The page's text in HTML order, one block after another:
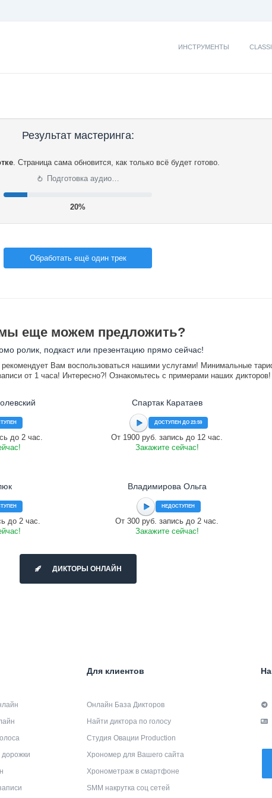
ИНСТРУМЕНТЫ
Результат мастеринга:
. Страница сама обновится, как только всё будет готово.
⟳ Подготовка аудио…
21%
Обработать ещё один трек
еще можем предложить?
ролик, подкаст или презентацию прямо сейчас!
Вам воспользоваться нашими услугами! Минимальные
от 1 часа! Интересно?! Ознакомьтесь с примерами наших дикторов!
до 2 час.
Спартак Каратаев
ДОСТУПЕН ДО 23:59
От 1900 руб. запись до 12 час.
Закажите сейчас!
до 2 час.
Владимирова Ольга
НЕДОСТУПЕН
От 300 руб. запись до 2 час.
Закажите сейчас!
ДИКТОРЫ ОНЛАЙН
дорожки
Для клиентов
Онлайн База Дикторов
Найти диктора по голосу
Студия Овации Production
Хрономер для Вашего сайта
Хронометраж в смартфоне
SMM накрутка соц сетей